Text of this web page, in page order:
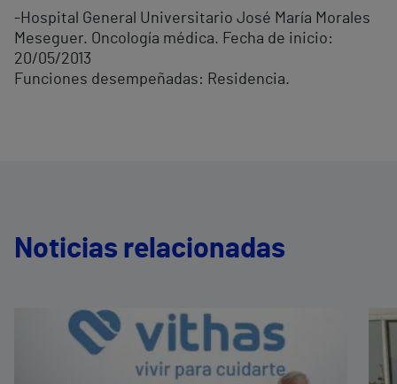
-Hospital General Universitario José María Morales
Meseguer. Oncología médica. Fecha de inicio:
20/05/2013
Funciones desempeñadas: Residencia.
Noticias relacionadas